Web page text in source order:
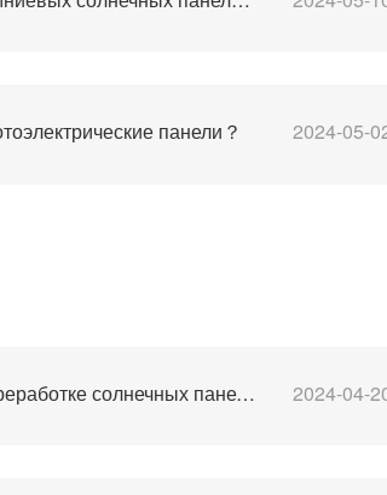
панели？ 2024-05-
Производственная линия по переработке солнечных панелей PV 2024-04-